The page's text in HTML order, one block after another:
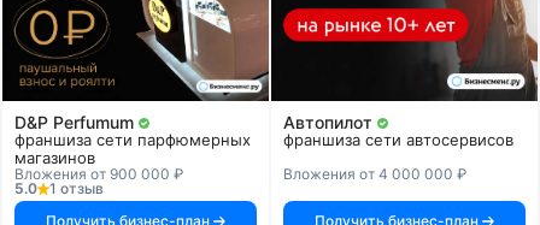
D&P Perfumum
франшиза сети парфюмерных
магазинов
Вложения от 900 000 ₽
5.0
1 отзыв
Получить бизнес-план
Автопилот
франшиза сети автосервисов
Вложения от 4 000 000 ₽
Получить бизнес-план